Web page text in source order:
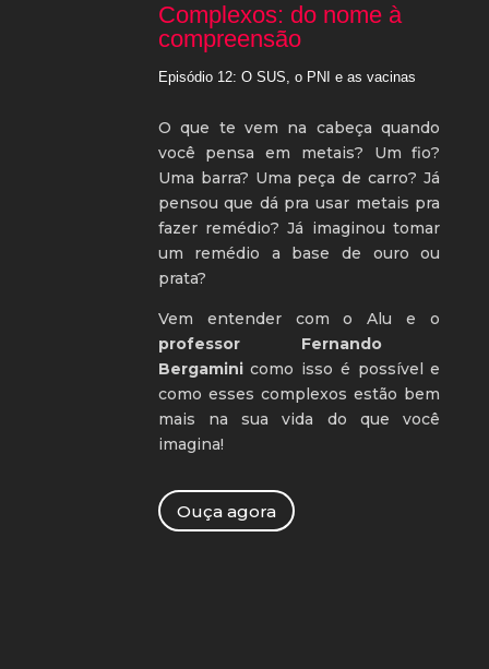
Complexos: do nome à
compreensão
Episódio 12: O SUS, o PNI e as vacinas
O que te vem na cabeça quando
você pensa em metais? Um fio?
Uma barra? Uma peça de carro? Já
pensou que dá pra usar metais pra
fazer remédio? Já imaginou tomar
um remédio a base de ouro ou
prata?
Vem entender com o Alu e o
professor Fernando
Bergaminicomo isso é possível e
como esses complexos estão bem
mais na sua vida do que você
imagina!
Ouça agora